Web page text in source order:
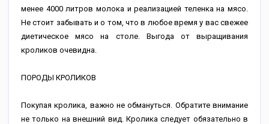
менее 4000 литров молока и реализацией теленка на мясо.
Не стоит забывать и о том, что в любое время у вас свежее
диетическое мясо на столе. Выгода от выращивания
кроликов очевидна.
ПОРОДЫ КРОЛИКОВ
Покупая кролика, важно не обмануться. Обратите внимание
не только на внешний вид. Кролика следует обязательно в